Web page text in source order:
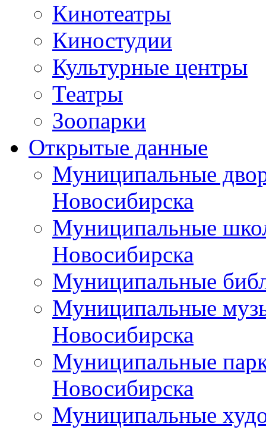
Кинотеатры
Киностудии
Культурные центры
Театры
Зоопарки
Открытые данные
Муниципальные
Новосибирска
Муниципальные
Новосибирска
Муниципальные
Муниципальные
Новосибирска
Муниципальные
Новосибирска
Муниципальные